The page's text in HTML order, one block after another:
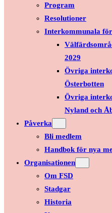
Program
Resolutioner
Interkommunala
2029
Övriga
Österbotten
Övriga
Nyland och
Påverka
Bli medlem
Handbok för nya
Organisationen
Om FSD
Stadgar
Historia